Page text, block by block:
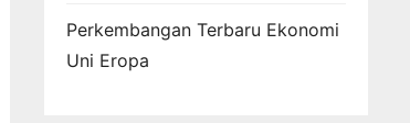
Perkembangan Terbaru Ekonomi
Uni Eropa